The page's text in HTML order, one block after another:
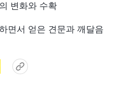
변화와 수확
면서 얻은 견문과 깨달음